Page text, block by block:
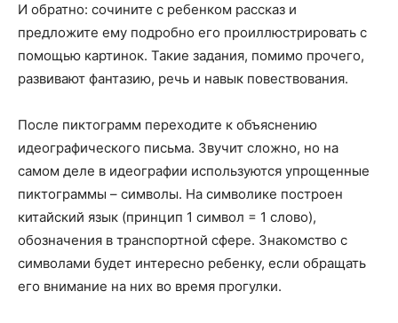
И обратно: сочините с ребенком рассказ и
предложите ему подробно его проиллюстрировать с
помощью картинок. Такие задания, помимо прочего,
развивают фантазию, речь и навык повествования.
После пиктограмм переходите к объяснению
идеографического письма. Звучит сложно, но на
самом деле в идеографии используются упрощенные
пиктограммы – символы. На символике построен
китайский язык (принцип 1 символ = 1 слово),
обозначения в транспортной сфере. Знакомство с
символами будет интересно ребенку, если обращать
его внимание на них во время прогулки.